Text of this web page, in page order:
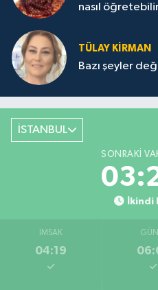
nasıl
TÜLAY KİRMAN
Bazı şeyler
İSTANBUL
SONRAKI
İkindi
İMSAK
04:19